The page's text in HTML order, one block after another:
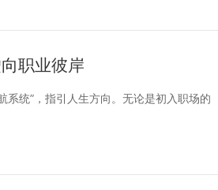
职业彼岸
系统”，指引人生方向。无论是初入职场的